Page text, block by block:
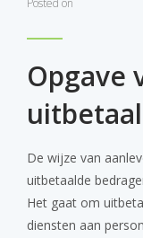
Posted on
Opgave
De wijze van
uitbetaalde
Het gaat om
diensten aan